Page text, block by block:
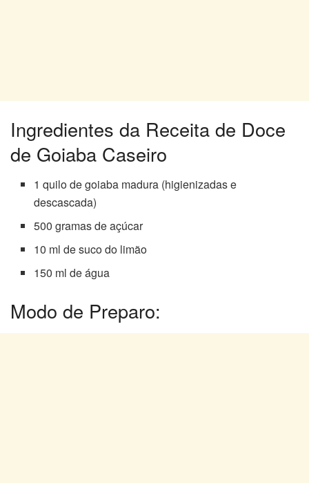
Ingredientes da Receita de Doce
de Goiaba Caseiro
1 quilo de goiaba madura (higienizadas e
descascada)
500 gramas de açúcar
10 ml de suco do limão
150 ml de água
Modo de Preparo: